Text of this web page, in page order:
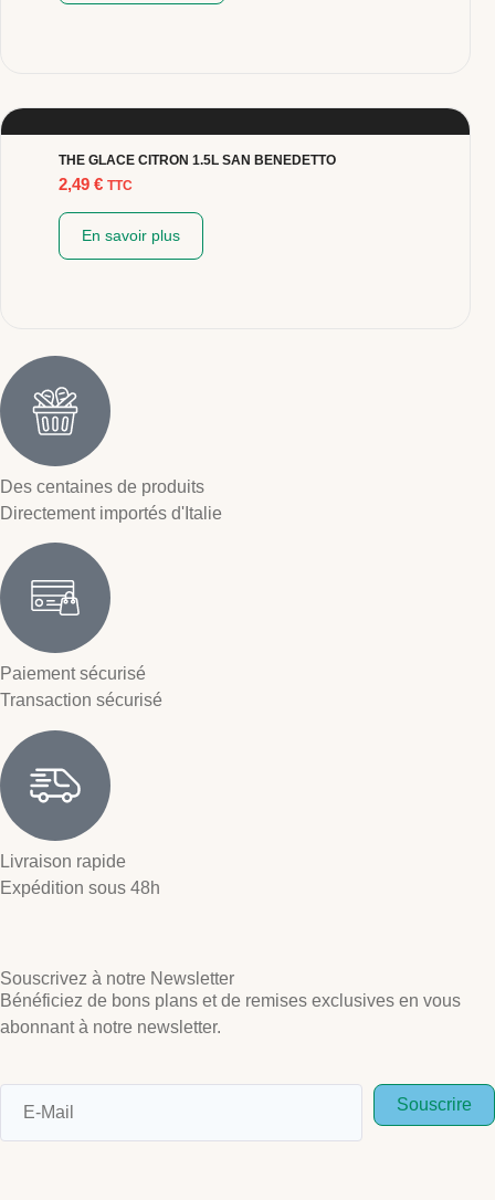
THE GLACE CITRON 1.5L SAN BENEDETTO
2,49 € TTC
En savoir plus
Des centaines de produits
Directement importés d'Italie
Paiement sécurisé
Transaction sécurisé
Livraison rapide
Expédition sous 48h
Souscrivez à notre Newsletter
Bénéficiez de bons plans et de remises exclusives en vous
abonnant à notre newsletter.
Souscrire